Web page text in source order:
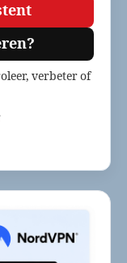
verbeter of
·